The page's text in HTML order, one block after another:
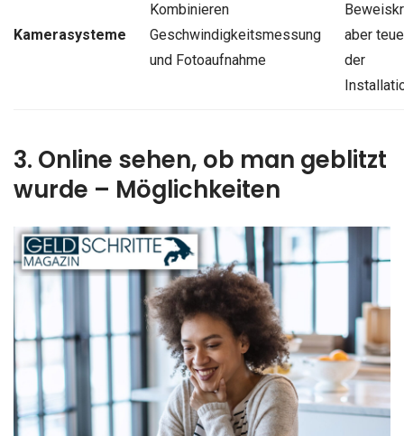
Kamerasysteme
Kombinieren
Geschwindigkeitsmessung
und Fotoaufnahme
aber
der
3. Online sehen, ob man geblitzt
wurde – Möglichkeiten